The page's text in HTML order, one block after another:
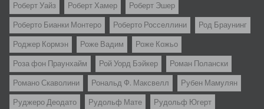
Роберт Уайз Роберт Хамер Роберт Эшер
Роберто Бианки Монтеро Роберто Росселлини Род Браунинг
Роджер Кормэн Роже Вадим Роже Кожьо
Роза фон Праунхайм Рой Уорд Бэйкер Роман Полански
Романо Скаволини Рональд Ф. Максвелл Рубен Мамулян
Руджеро Деодато Рудольф Мате Рудольф Югерт